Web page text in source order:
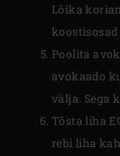
Lõika
Poolita
avokaado
välja. Sega
Tõsta liha
rebi liha